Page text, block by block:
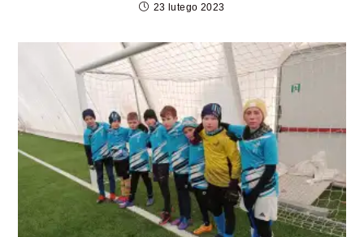
23 lutego 2023